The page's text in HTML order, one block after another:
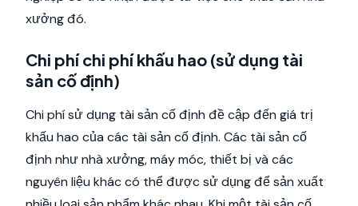
xưởng đó.
Chi phí chi phí khấu hao (sử dụng tài
sản cố định)
Chi phí sử dụng tài sản cố định đề cập đến giá trị
khấu hao của các tài sản cố định. Các tài sản cố
định như nhà xưởng, máy móc, thiết bị và các
nguyên liệu khác có thể được sử dụng để sản xuất